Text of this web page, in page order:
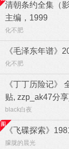
清朝条约全集（
主编，1999
化不肥
《毛泽东年谱》
化不肥
《丁丁历险记》
贴, zzp_ak47分
black白夜
《飞碟探索》
朦胧的晨光